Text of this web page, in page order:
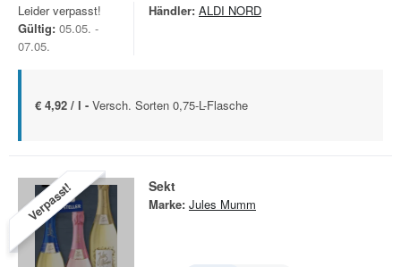
Leider verpasst!
Gültig: 05.05. -
07.05.
Händler: ALDI NORD
€ 4,92 / l - Versch. Sorten 0,75-L-Flasche
Verpasst! Sekt
Marke: Jules Mumm